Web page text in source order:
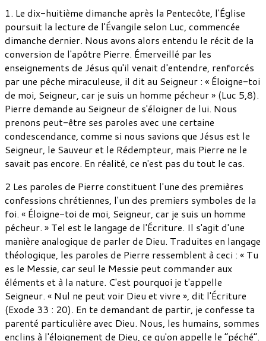
1. Le dix-huitième dimanche après la Pentecôte, l'Église
poursuit la lecture de l'Évangile selon Luc, commencée
dimanche dernier. Nous avons alors entendu le récit de la
conversion de l'apôtre Pierre. Émerveillé par les
enseignements de Jésus qu'il venait d'entendre, renforcés
par une pêche miraculeuse, il dit au Seigneur : « Éloigne-toi
de moi, Seigneur, car je suis un homme pécheur » (Luc 5,8).
Pierre demande au Seigneur de s'éloigner de lui. Nous
prenons peut-être ses paroles avec une certaine
condescendance, comme si nous savions que Jésus est le
Seigneur, le Sauveur et le Rédempteur, mais Pierre ne le
savait pas encore. En réalité, ce n'est pas du tout le cas.
2 Les paroles de Pierre constituent l'une des premières
confessions chrétiennes, l'un des premiers symboles de la
foi. « Éloigne-toi de moi, Seigneur, car je suis un homme
pécheur. » Tel est le langage de l'Écriture. Il s'agit d'une
manière analogique de parler de Dieu. Traduites en langage
théologique, les paroles de Pierre ressemblent à ceci : « Tu
es le Messie, car seul le Messie peut commander aux
éléments et à la nature. C'est pourquoi je t'appelle
Seigneur. « Nul ne peut voir Dieu et vivre », dit l'Écriture
(Exode 33 : 20). En te demandant de partir, je confesse ta
parenté particulière avec Dieu. Nous, les humains, sommes
enclins à l'éloignement de Dieu, ce qu'on appelle le “péché”.